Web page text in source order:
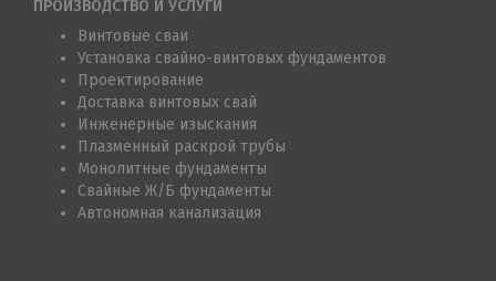
ПРОИЗВОДСТВО И УСЛУГИ
Винтовые сваи
Установка свайно-винтовых фундаментов
Проектирование
Доставка винтовых свай
Инженерные изыскания
Плазменный раскрой трубы
Монолитные фундаменты
Свайные Ж/Б фундаменты
Автономная канализация